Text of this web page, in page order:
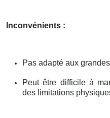
Inconvénients :
Pas adapté aux
Peut être difficile à
des limitations